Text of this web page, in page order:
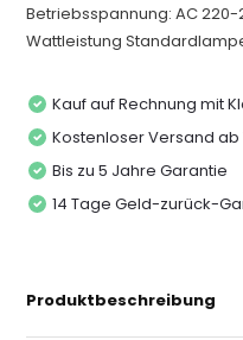
Betriebsspannung: AC 220-
Wattleistung
Kauf auf Rechnung mit
Kostenloser Versand ab
Bis zu 5 Jahre Garantie
14 Tage Geld-zurück-
Produktbeschreibung